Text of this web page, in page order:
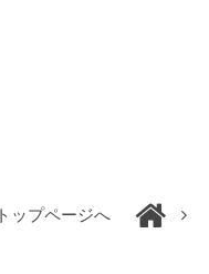
トップページへ